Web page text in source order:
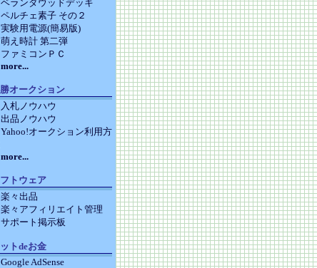
ベランダウッドデッキ
ペルチェ素子 その２
実験用電源(簡易版)
萌え時計 第二弾
ファミコンＰＣ
more...
オークション
入札ノウハウ
出品ノウハウ
Yahoo!オークション利用方
more...
トウェア
楽々出品
楽々アフィリエイト管理
サポート掲示板
トdeお金
Google AdSense